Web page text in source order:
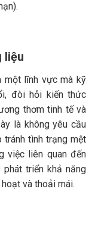
liệu
một lĩnh vực mà kỹ
đòi hỏi kiến thức
thơm tinh tế và
là không yêu cầu
tình trạng mệt
việc liên quan đến
triển khả năng
và thoải mái.